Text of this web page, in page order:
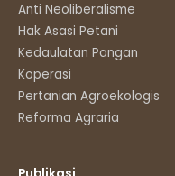
Anti Neoliberalisme
Hak Asasi Petani
Kedaulatan Pangan
Koperasi
Pertanian Agroekologis
Reforma Agraria